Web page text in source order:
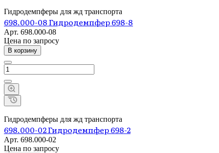
Гидродемпферы для жд транспорта
698.000-08 Гидродемпфер 698-8
Арт. 698.000-08
Цена по запросу
В корзину
Гидродемпферы для жд транспорта
698.000-02 Гидродемпфер 698-2
Арт. 698.000-02
Цена по запросу